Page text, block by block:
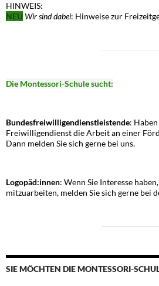
HINWEIS:
NEU Wir sind dabei: Hinweise zur
Die Montessori-Schule sucht:
Bundesfreiwilligendienstleistende:
Freiwilligendienst die Arbeit an einer
Dann melden Sie sich gerne bei uns.
Logopäd:innen: Wenn Sie Interesse
mitzuarbeiten, melden Sie sich gerne bei
SIE MÖCHTEN DIE MONTESSORI-